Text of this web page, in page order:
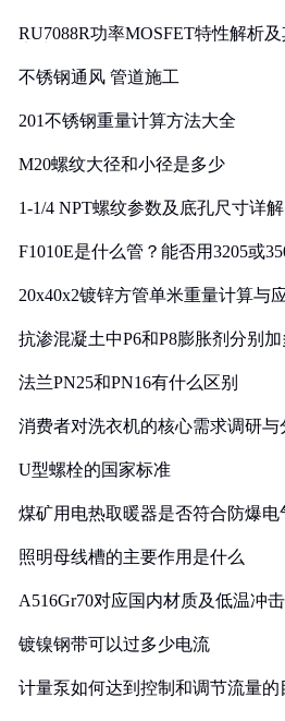
RU7088R功率MOSFET特性解析
不锈钢通风 管道施工
201不锈钢重量计算方法大全
M20螺纹大径和小径是多少
1-1/4 NPT螺纹参数及底孔尺寸详解
F1010E是什么管？能否用3205或
20x40x2镀锌方管单米重量计算与
抗渗混凝土中P6和P8膨胀剂分别
法兰PN25和PN16有什么区别
消费者对洗衣机的核心需求调研与
U型螺栓的国家标准
煤矿用电热取暖器是否符合防爆电
照明母线槽的主要作用是什么
A516Gr70对应国内材质及低温冲
镀镍钢带可以过多少电流
计量泵如何达到控制和调节流量的